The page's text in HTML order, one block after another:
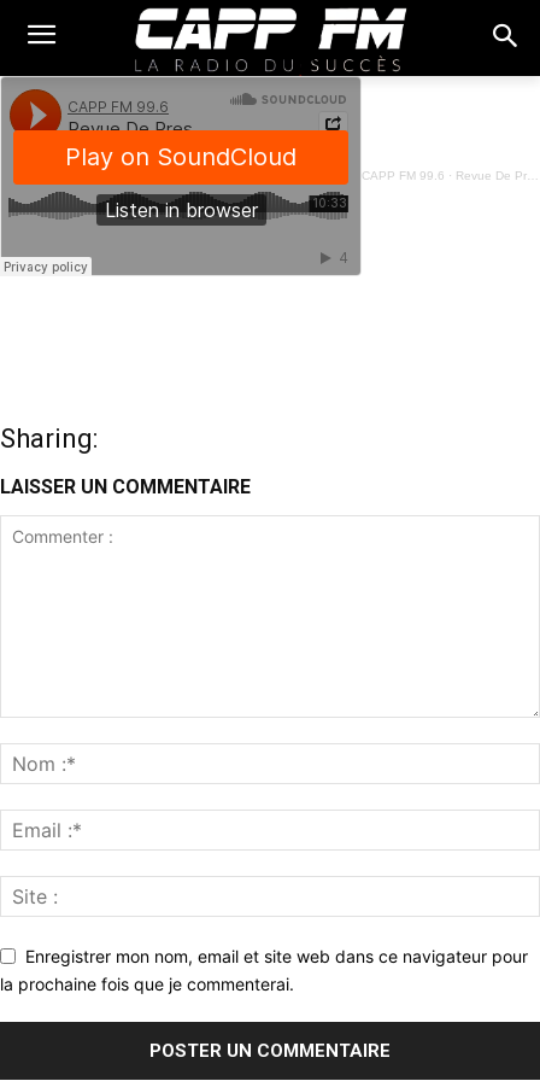
CAPP FM 99.6 · Revue De Presse Français - 24 Avril 2023
Sharing:
LAISSER UN COMMENTAIRE
Enregistrer mon nom, email et site web dans ce navigateur pour
la prochaine fois que je commenterai.